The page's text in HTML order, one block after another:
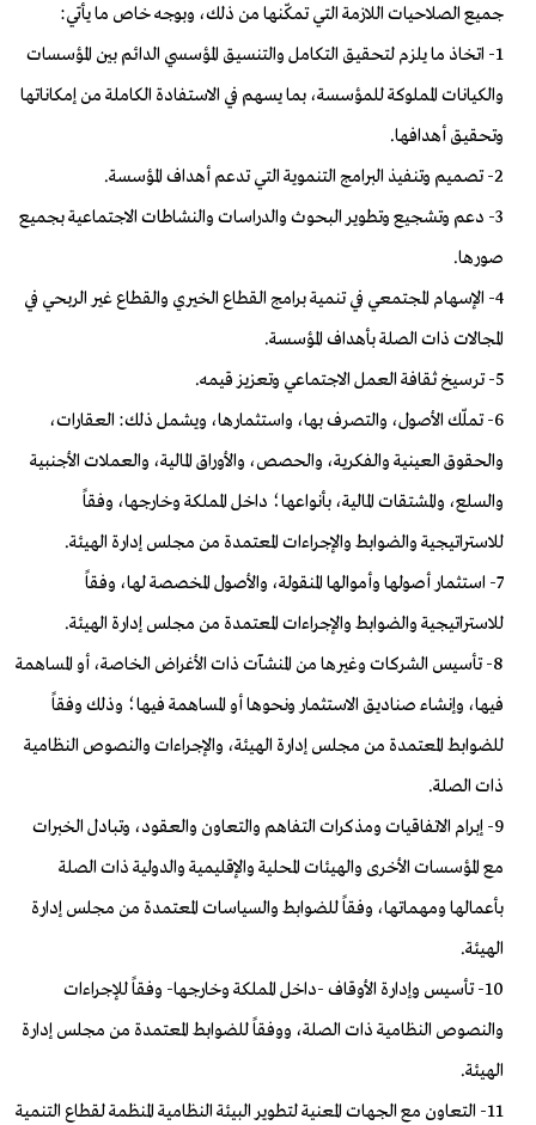
جميع الصلاحيات اللازمة التي تمكّنها من ذلك، وبوجه خاص ما يأتي:
1- اتخاذ ما يلزم لتحقيق التكامل والتنسيق المؤسسي الدائم بين المؤسسات
والكيانات المملوكة للمؤسسة، بما يسهم في الاستفادة الكاملة من إمكاناتها
وتحقيق أهدافها.
2- تصميم وتنفيذ البرامج التنموية التي تدعم أهداف المؤسسة.
3- دعم وتشجيع وتطوير البحوث والدراسات والنشاطات الاجتماعية بجميع
صورها.
4- الإسهام المجتمعي في تنمية برامج القطاع الخيري والقطاع غير الربحي في
المجالات ذات الصلة بأهداف المؤسسة.
5- ترسيخ ثقافة العمل الاجتماعي وتعزيز قيمه.
6- تملّك الأصول، والتصرف بها، واستثمارها، ويشمل ذلك: العقارات،
والحقوق العينية والفكرية، والحصص، والأوراق المالية، والعملات الأجنبية
والسلع، والمشتقات المالية، بأنواعها؛ داخل المملكة وخارجها، وفقاً
للاستراتيجية والضوابط والإجراءات المعتمدة من مجلس إدارة الهيئة.
7- استثمار أصولها وأموالها المنقولة، والأصول المخصصة لها، وفقاً
للاستراتيجية والضوابط والإجراءات المعتمدة من مجلس إدارة الهيئة.
8- تأسيس الشركات وغيرها من المنشآت ذات الأغراض الخاصة، أو المساهمة
فيها، وإنشاء صناديق الاستثمار ونحوها أو المساهمة فيها؛ وذلك وفقاً
للضوابط المعتمدة من مجلس إدارة الهيئة، والإجراءات والنصوص النظامية
ذات الصلة.
9- إبرام الاتفاقيات ومذكرات التفاهم والتعاون والعقود، وتبادل الخبرات
مع المؤسسات الأخرى والهيئات المحلية والإقليمية والدولية ذات الصلة
بأعمالها ومهماتها، وفقاً للضوابط والسياسات المعتمدة من مجلس إدارة
الهيئة.
10- تأسيس وإدارة الأوقاف -داخل المملكة وخارجها- وفقاً للإجراءات
والنصوص النظامية ذات الصلة، ووفقاً للضوابط المعتمدة من مجلس إدارة
الهيئة.
11- التعاون مع الجهات المعنية لتطوير البيئة النظامية المنظمة لقطاع التنمية